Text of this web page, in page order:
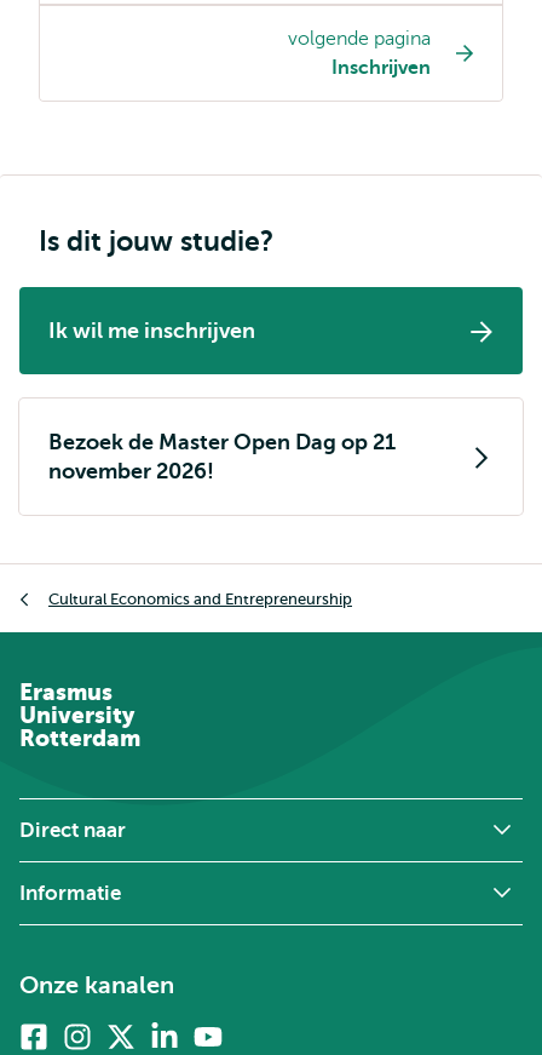
navigatie
volgende pagina
Inschrijven
Is dit jouw studie?
Ik wil me inschrijven
Bezoek de Master Open Dag op 21
november 2026!
Cultural Economics and Entrepreneurship
Erasmus
University
Rotterdam
Direct naar
Informatie
Onze kanalen
FacebookInstagram Linkedin